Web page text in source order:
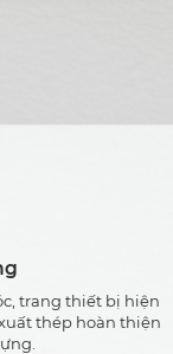
trang thiết bị hiện
thép hoàn thiện